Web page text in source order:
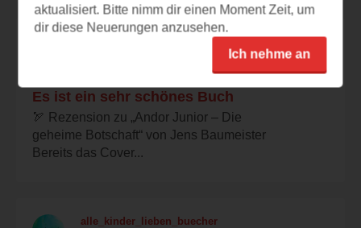
Es ist ein sehr schönes Buch
🏹 Rezension zu „Andor Junior – Die
geheime Botschaft“ von Jens Baumeister
Bereits das Cover...
alle_kinder_lieben_buecher
aktualisiert. Bitte nimm dir einen Moment Zeit, um
dir diese Neuerungen anzusehen.
Ich nehme an